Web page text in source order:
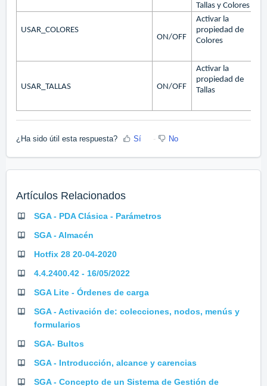
Tallas y Colores
USAR_COLORES
ON/OFF
Activar la
propiedad de
Colores
USAR_TALLAS ON/OFF
Activar la
propiedad de
Tallas
¿Ha sido útil esta respuesta? Sí No
Artículos Relacionados
SGA - PDA Clásica - Parámetros
SGA - Almacén
Hotfix 28 20-04-2020
4.4.2400.42 - 16/05/2022
SGA Lite - Órdenes de carga
SGA - Activación de: colecciones, nodos, menús y
formularios
SGA- Bultos
SGA - Introducción, alcance y carencias
SGA - Concepto de un Sistema de Gestión de